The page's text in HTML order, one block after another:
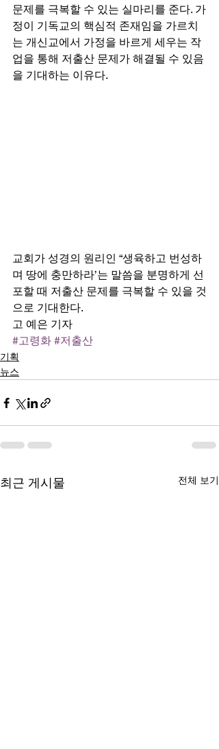
문제를 극복할 수 있는 실마리를 준다. 가
정이 기독교의 핵심적 존재임을 가르치
는 개신교에서 가정을 바르게 세우는 작
업을 통해 저출산 문제가 해결될 수 있음
을 기대하는 이유다.
교회가 성경의 원리인 “생육하고 번성하
며 땅에 충만하라’는 말씀을 분명하게 선
포할 때 저출산 문제를 극복할 수 있을 것
으로 기대한다.
고 예은 기자
#고령화 #저출산
기획
뉴스
최근 게시물 전체 보기